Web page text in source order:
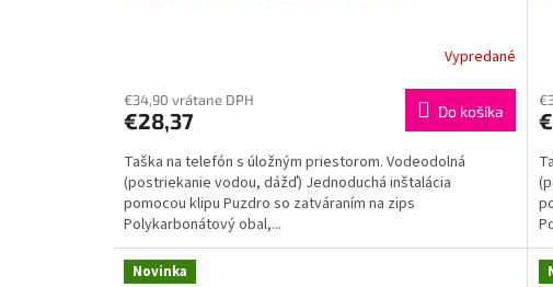
Vypredané
€34,90 vrátane DPH
€28,37 Do košíka
Taška na telefón s úložným priestorom. Vodeodolná
(postriekanie vodou, dážď) Jednoduchá inštalácia
pomocou klipu Puzdro so zatváraním na zips
Polykarbonátový obal,...
Novinka